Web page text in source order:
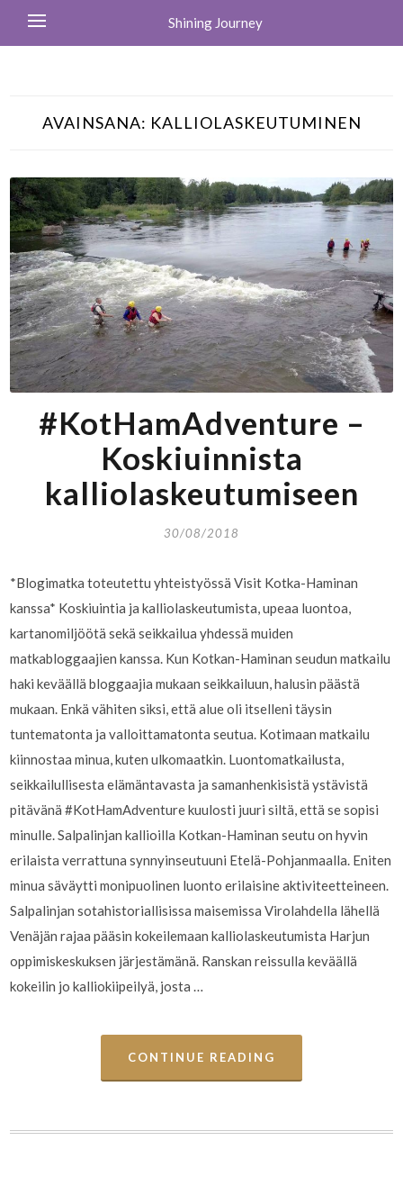
Shining Journey
AVAINSANA: KALLIOLASKEUTUMINEN
#KotHamAdventure –
Koskiuinnista
kalliolaskeutumiseen
30/08/2018
*Blogimatka toteutettu yhteistyössä Visit Kotka-Haminan
kanssa* Koskiuintia ja kalliolaskeutumista, upeaa luontoa,
kartanomiljöötä sekä seikkailua yhdessä muiden
matkabloggaajien kanssa. Kun Kotkan-Haminan seudun matkailu
haki keväällä bloggaajia mukaan seikkailuun, halusin päästä
mukaan. Enkä vähiten siksi, että alue oli itselleni täysin
tuntematonta ja valloittamatonta seutua. Kotimaan matkailu
kiinnostaa minua, kuten ulkomaatkin. Luontomatkailusta,
seikkailullisesta elämäntavasta ja samanhenkisistä ystävistä
pitävänä #KotHamAdventure kuulosti juuri siltä, että se sopisi
minulle. Salpalinjan kallioilla Kotkan-Haminan seutu on hyvin
erilaista verrattuna synnyinseutuuni Etelä-Pohjanmaalla. Eniten
minua säväytti monipuolinen luonto erilaisine aktiviteetteineen.
Salpalinjan sotahistoriallisissa maisemissa Virolahdella lähellä
Venäjän rajaa pääsin kokeilemaan kalliolaskeutumista Harjun
oppimiskeskuksen järjestämänä. Ranskan reissulla keväällä
kokeilin jo kalliokiipeilyä, josta …
CONTINUE READING